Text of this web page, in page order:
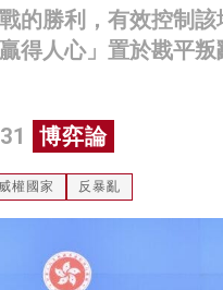
的勝利，有效控制
得人心」置於戡平叛
博弈論
威權國家 反暴亂